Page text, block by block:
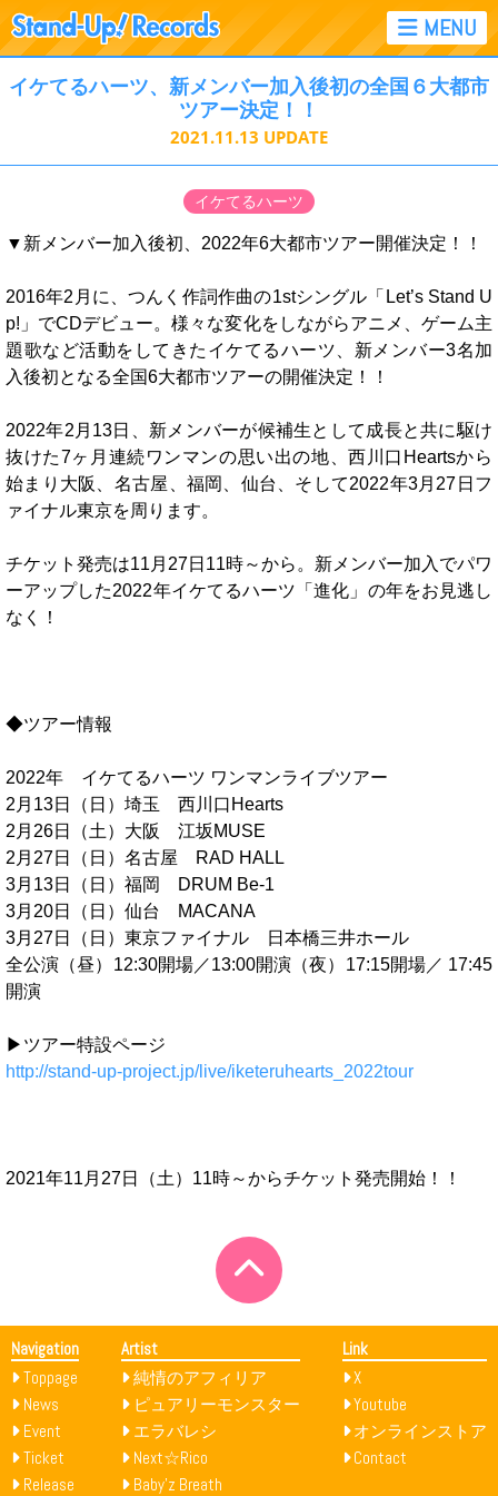
イケてるハーツ、新メンバー加入後初の全国６大都市
ツアー決定！！
2021.11.13 UPDATE
イケてるハーツ
▼新メンバー加入後初、2022年6大都市ツアー開催決定！！
2016年2月に、つんく作詞作曲の1stシングル「Let’s Stand U
p!」でCDデビュー。様々な変化をしながらアニメ、ゲーム主
題歌など活動をしてきたイケてるハーツ、新メンバー3名加
入後初となる全国6大都市ツアーの開催決定！！
2022年2月13日、新メンバーが候補生として成長と共に駆け
抜けた7ヶ月連続ワンマンの思い出の地、西川口Heartsから
始まり大阪、名古屋、福岡、仙台、そして2022年3月27日フ
ァイナル東京を周ります。
チケット発売は11月27日11時～から。新メンバー加入でパワ
ーアップした2022年イケてるハーツ「進化」の年をお見逃し
なく！
◆ツアー情報
2022年 イケてるハーツ ワンマンライブツアー
2月13日（日）埼玉 西川口Hearts
2月26日（土）大阪 江坂MUSE
2月27日（日）名古屋 RAD HALL
3月13日（日）福岡 DRUM Be-1
3月20日（日）仙台 MACANA
3月27日（日）東京ファイナル 日本橋三井ホール
全公演（昼）12:30開場／13:00開演（夜）17:15開場／ 17:45
開演
▶ツアー特設ページ
http://stand-up-project.jp/live/iketeruhearts_2022tour
2021年11月27日（土）11時～からチケット発売開始！！
Navigation
Toppage
News
Event
Ticket
Release
Artist
純情のアフィリア
ピュアリーモンスター
エラバレシ
Next☆Rico
Baby’z Breath
Link
X
Youtube
オンラインストア
Contact